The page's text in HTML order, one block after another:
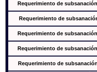
Requerimiento de
Requerimiento de
Requerimiento de
Requerimiento de
Requerimiento de